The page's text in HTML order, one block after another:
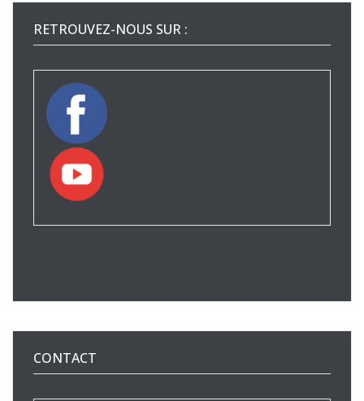
RETROUVEZ-NOUS SUR :
CONTACT